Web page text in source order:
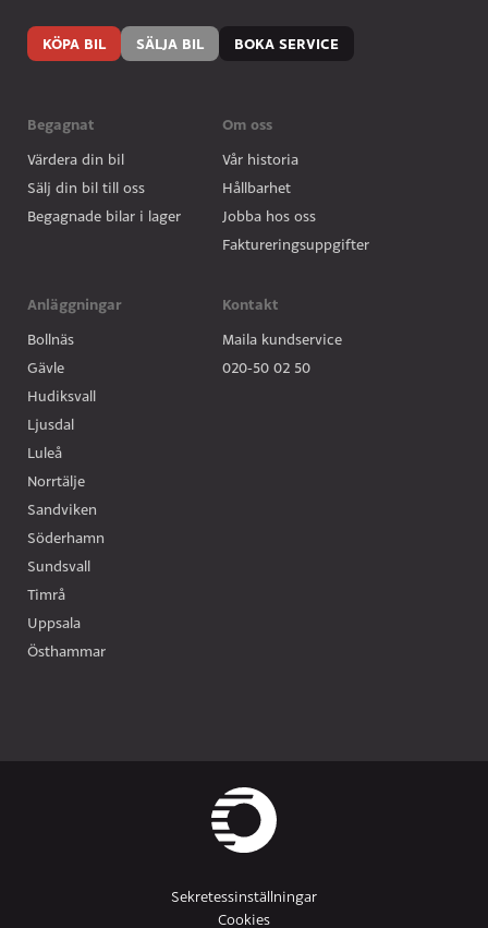
Begagnat
Värdera din bil
Sälj din bil till oss
Begagnade bilar i lager
Anläggningar
Bollnäs
Gävle
Hudiksvall
Ljusdal
Luleå
Norrtälje
Sandviken
Söderhamn
Sundsvall
Timrå
Uppsala
Östhammar
Om oss
Vår historia
Hållbarhet
Jobba hos oss
Faktureringsuppgifter
Kontakt
Maila kundservice
020-50 02 50
KÖPA BIL SÄLJA BIL BOKA SERVICE
Sekretessinställningar
Cookies